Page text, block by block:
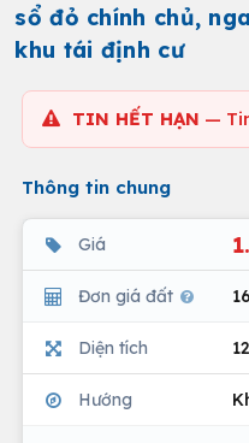
sổ đỏ chính chủ,
khu tái định cư
TIN HẾT HẠN —
Thông tin chung
Giá
Đơn giá đất
Diện tích
Hướng